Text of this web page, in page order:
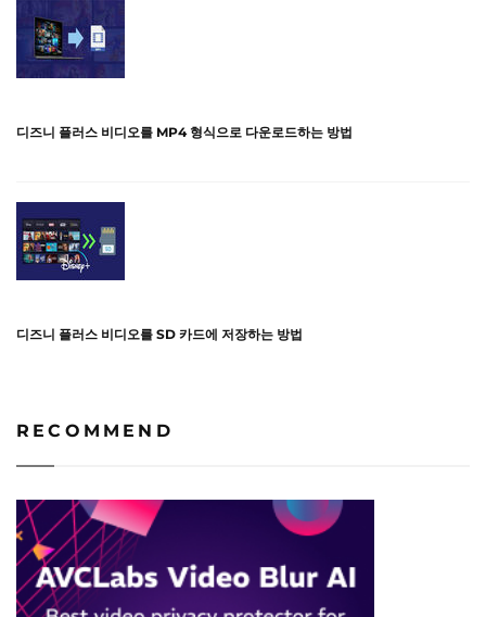
디즈니 플러스 비디오를 MP4 형식으로 다운로드하는 방법
디즈니 플러스 비디오를 SD 카드에 저장하는 방법
RECOMMEND